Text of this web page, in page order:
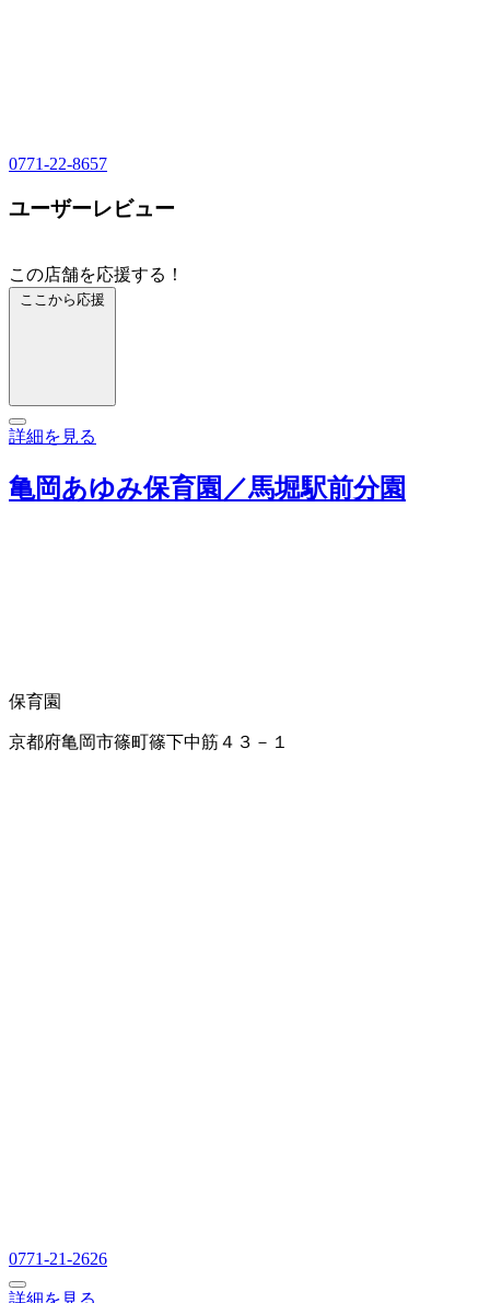
0771-22-8657
ユーザーレビュー
この店舗を応援する！
ここから応援
詳細を見る
亀岡あゆみ保育園／馬堀駅前分園
保育園
京都府亀岡市篠町篠下中筋４３－１
0771-21-2626